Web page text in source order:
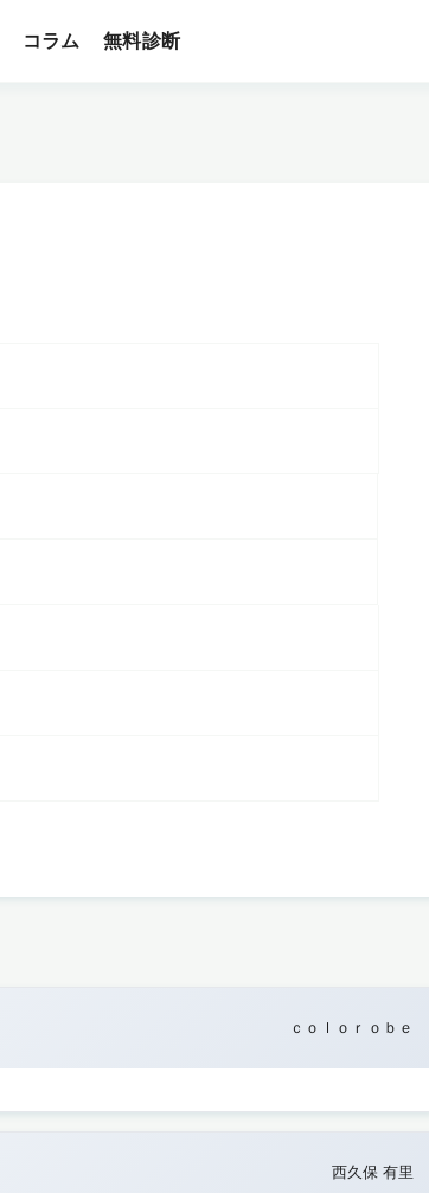
コラム 無料診断
ｃｏｌｏｒｏｂｅ
西久保 有里